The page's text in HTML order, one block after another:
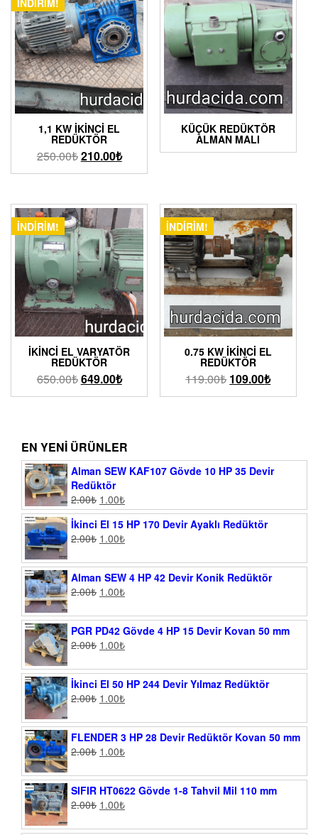
İNDIRIM!
1,1 KW İKINCI EL
REDÜKTÖR
250.00₺210.00₺
KÜÇÜK REDÜKTÖR
ALMAN MALI
İNDIRIM!
İKINCI EL VARYATÖR
REDÜKTÖR
650.00₺649.00₺
İNDIRIM!
0.75 KW İKINCI EL
REDÜKTÖR
119.00₺ 109.00₺
EN YENI ÜRÜNLER
Alman SEW KAF107 Gövde 10 HP 35 Devir
Redüktör
2.00₺ 1.00₺
İkinci El 15 HP 170 Devir Ayaklı Redüktör
2.00₺ 1.00₺
Alman SEW 4 HP 42 Devir Konik Redüktör
2.00₺ 1.00₺
PGR PD42 Gövde 4 HP 15 Devir Kovan 50 mm
2.00₺ 1.00₺
İkinci El 50 HP 244 Devir Yılmaz Redüktör
2.00₺ 1.00₺
FLENDER 3 HP 28 Devir Redüktör Kovan 50 mm
2.00₺ 1.00₺
SIFIR HT0622 Gövde 1-8 Tahvil Mil 110 mm
2.00₺ 1.00₺